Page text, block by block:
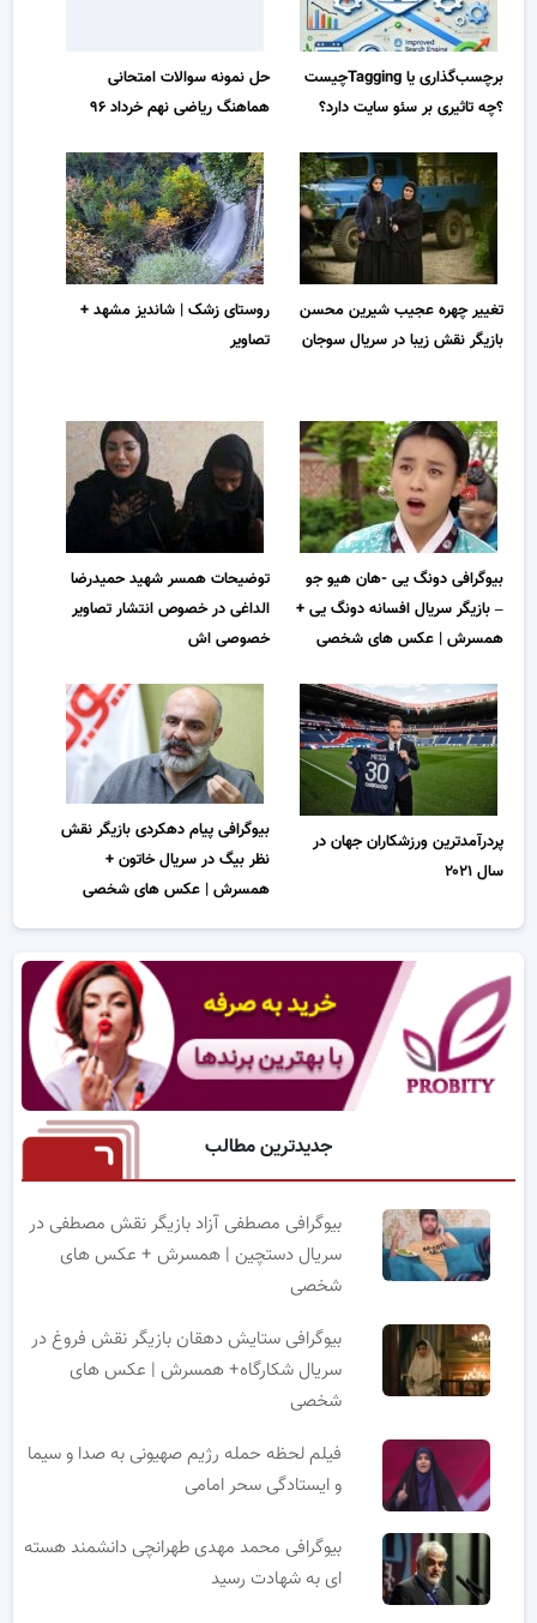
برچسب‌گذاری یا Taggingچیست
؟چه تاثیری بر سئو سایت دارد؟
حل نمونه سوالات امتحانی
هماهنگ ریاضی نهم خرداد ۹۶
تغییر چهره عجیب شیرین محسن
بازیگر نقش زیبا در سریال سوجان
روستای زشک | شاندیز مشهد +
تصاویر
بیوگرافی دونگ یی -هان هیو جو
– بازیگر سریال افسانه دونگ یی +
همسرش | عکس های شخصی
توضیحات همسر شهید حمیدرضا
الداغی در خصوص انتشار تصاویر
خصوصی اش
پردرآمدترین ورزشکاران جهان در
سال ۲۰۲۱
بیوگرافی پیام دهکردی بازیگر نقش
نظر بیگ در سریال خاتون +
همسرش | عکس های شخصی
جدیدترین مطالب
بیوگرافی مصطفی آزاد بازیگر نقش مصطفی در
سریال دستچین | همسرش + عکس های
شخصی
بیوگرافی ستایش دهقان بازیگر نقش فروغ در
سریال شکارگاه+ همسرش | عکس های
شخصی
فیلم لحظه حمله رژیم صهیونی به صدا و سیما
و ایستادگی سحر امامی
بیوگرافی محمد مهدی طهرانچی دانشمند هسته
ای به شهادت رسید